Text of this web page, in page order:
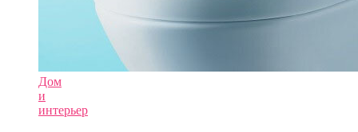
Дом
и
интерьер